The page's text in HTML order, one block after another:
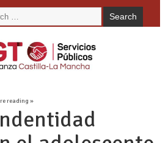
reading »